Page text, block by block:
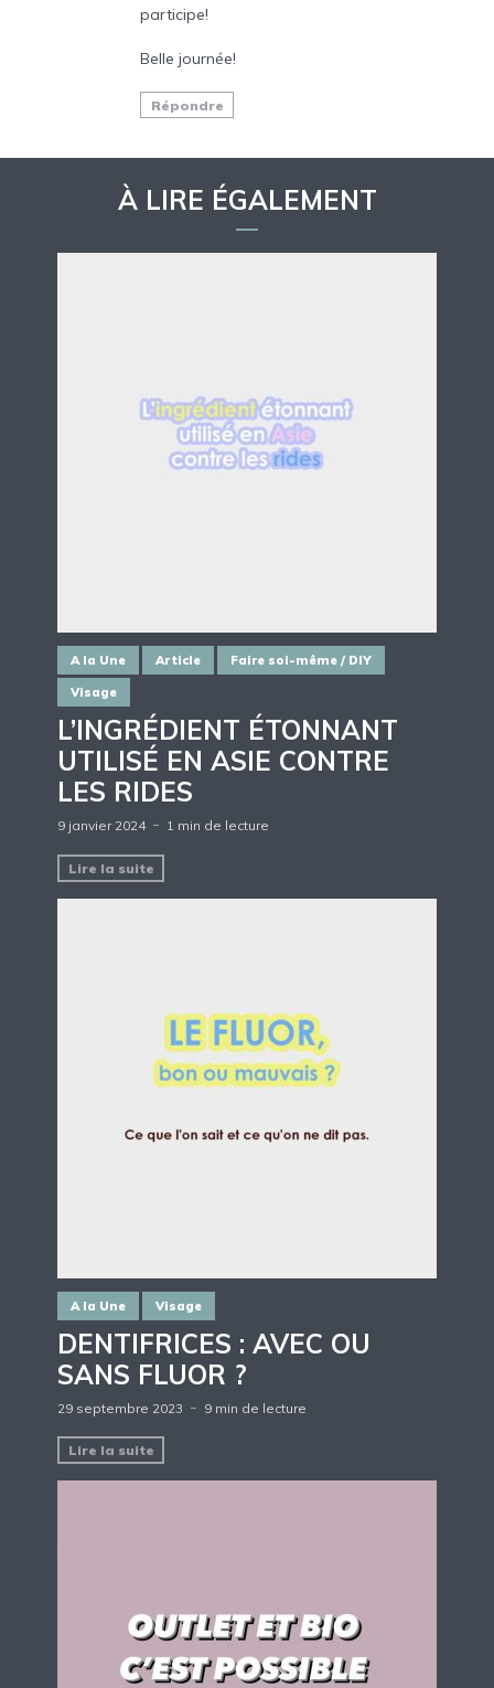
participe!
Belle journée!
Répondre
À LIRE ÉGALEMENT
A la Une Article Faire soi-même / DIY
Visage
L’INGRÉDIENT ÉTONNANT
UTILISÉ EN ASIE CONTRE
LES RIDES
9 janvier 2024 1 min de lecture
Lire la suite
A la Une Visage
DENTIFRICES : AVEC OU
SANS FLUOR ?
29 septembre 2023 9 min de lecture
Lire la suite